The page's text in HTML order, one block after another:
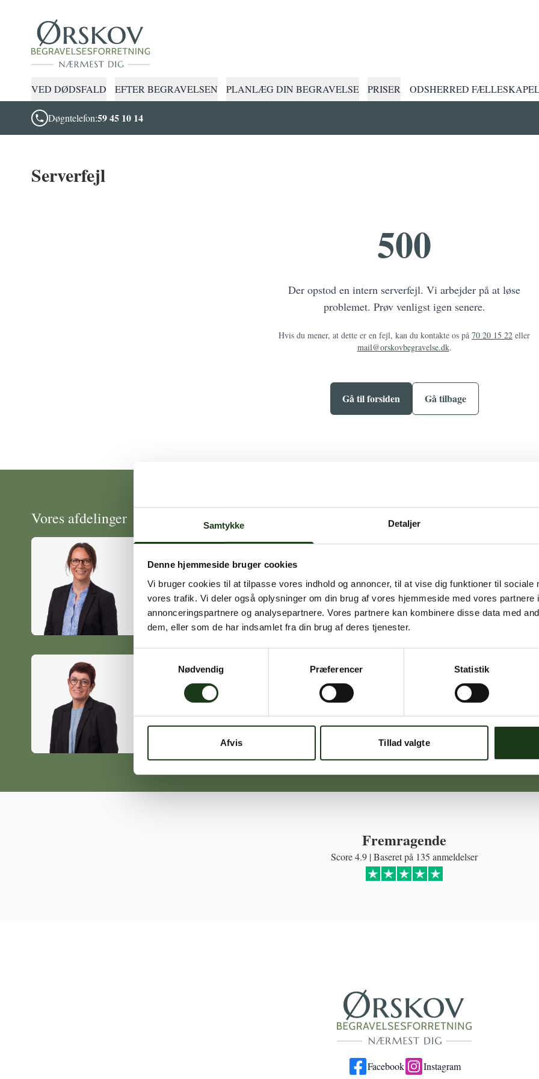
Samtykke Detaljer
Denne hjemmeside bruger cookies
Vi bruger cookies til at tilpasse vores indhold og annoncer, til at vise dig funktioner til sociale
vores trafik. Vi deler også oplysninger om din brug af vores hjemmeside med vores partnere
annonceringspartnere og analysepartnere. Vores partnere kan kombinere disse data med
dem, eller som de har indsamlet fra din brug af deres tjenester.
Samtykkevalg
Nødvendig
Præferencer Statistik
Afvis Tillad valgte
VED DØDSFALD EFTER BEGRAVELSEN PLANLÆG DIN BEGRAVELSE PRISER ODSHERRED
Døgntelefon:59 45 10 14
Serverfejl
500
Der opstod en intern serverfejl. Vi arbejder på at løse
problemet. Prøv venligst igen senere.
Hvis du mener, at dette er en fejl, kan du kontakte os på 70 20 15 22 eller
mail@orskovbegravelse.dk.
Gå til forsiden Gå tilbage
Vores afdelinger
Heidi Ørskov
Holbæk
59 45 10 14
Nykøbing Sj.
59 91 99 77
Birgitte Poulsen
59 31 75 95
Michael Ørskov
59 45 10 14
Fremragende
Score 4.9 | Baseret på 135 anmeldelser
Facebook
Instagram